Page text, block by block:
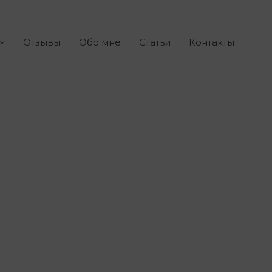
Отзывы Обо мне Статьи Контакты